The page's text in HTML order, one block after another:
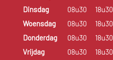
Dinsdag
08u30
18u30
Woensdag
08u30
18u30
Donderdag
08u30
18u30
Vrijdag
08u30
18u30